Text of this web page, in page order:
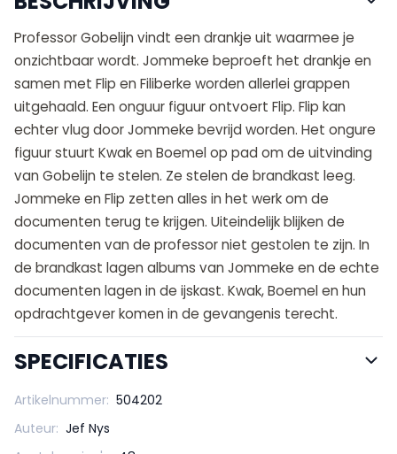
Professor Gobelijn vindt een drankje uit waarmee je
onzichtbaar wordt. Jommeke beproeft het drankje en
samen met Flip en Filiberke worden allerlei grappen
uitgehaald. Een onguur figuur ontvoert Flip. Flip kan
echter vlug door Jommeke bevrijd worden. Het ongure
figuur stuurt Kwak en Boemel op pad om de uitvinding
van Gobelijn te stelen. Ze stelen de brandkast leeg.
Jommeke en Flip zetten alles in het werk om de
documenten terug te krijgen. Uiteindelijk blijken de
documenten van de professor niet gestolen te zijn. In
de brandkast lagen albums van Jommeke en de echte
documenten lagen in de ijskast. Kwak, Boemel en hun
opdrachtgever komen in de gevangenis terecht.
SPECIFICATIES
Artikelnummer: 504202
Auteur: Jef Nys